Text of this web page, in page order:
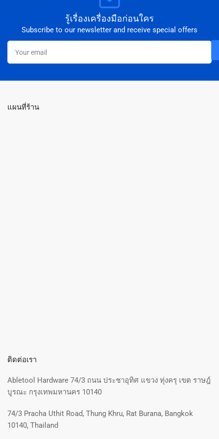
รู้เรื่องเครื่องมือก่อนใคร
Subscribe to our newsletter and receive special offers
Your
email
แผนที่ร้าน
ติดต่อเรา
Abletool Hardware 74/3 ถนน ประชาอุทิศ แขวง ทุ่งครุ เขต ราษฎ์
บูรณะ กรุงเทพมหานคร 10140
74/3 Pracha Uthit Road, Thung Khru, Rat Burana, Bangkok
10140, Thailand